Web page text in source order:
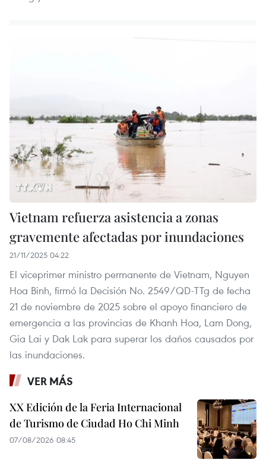
Vietnam refuerza asistencia a zonas
gravemente afectadas por inundaciones
21/11/2025 04:22
El viceprimer ministro permanente de Vietnam, Nguyen
Hoa Binh, firmó la Decisión No. 2549/QD-TTg de fecha
21 de noviembre de 2025 sobre el apoyo financiero de
emergencia a las provincias de Khanh Hoa, Lam Dong,
Gia Lai y Dak Lak para superar los daños causados por
las inundaciones.
VER MÁS
XX Edición de la Feria Internacional
de Turismo de Ciudad Ho Chi Minh
07/08/2026 08:45